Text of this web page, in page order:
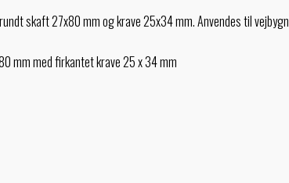
skaft 27x80 mm og krave 25x34 mm. Anvendes til
mm med firkantet krave 25 x 34 mm